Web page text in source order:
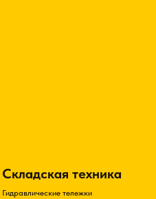
Складская техника
Гидравлические тележки